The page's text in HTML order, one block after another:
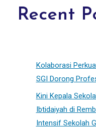
Recent
Kolaborasi
SGI Dorong
Kini Kepala
Ibtidaiyah di
Intensif Sekolah